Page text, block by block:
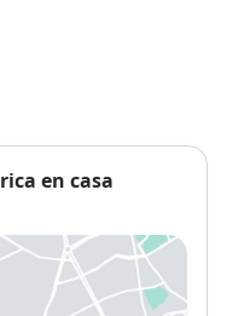
en casa
en una nueva